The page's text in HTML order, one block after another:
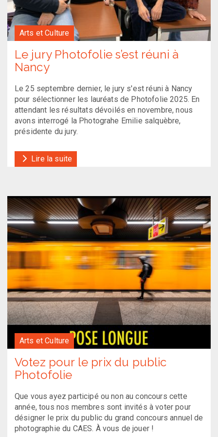
Arts et Culture
Le jury Photofolie s’est réuni à
Nancy
Le 25 septembre dernier, le jury s'est réuni à Nancy
pour sélectionner les lauréats de Photofolie 2025. En
attendant les résultats dévoilés en novembre, nous
avons interrogé la Photograhe Emilie salquèbre,
présidente du jury.
Lire la suite
Arts et Culture
Votez pour le prix du public
Photofolie
Que vous ayez participé ou non au concours cette
année, tous nos membres sont invités à voter pour
désigner le prix du public du grand concours annuel de
photographie du CAES. À vous de jouer !